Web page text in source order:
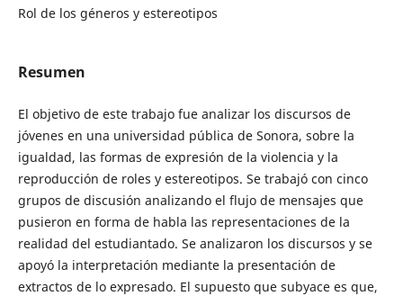
Rol de los géneros y estereotipos
Resumen
El objetivo de este trabajo fue analizar los discursos de
jóvenes en una universidad pública de Sonora, sobre la
igualdad, las formas de expresión de la violencia y la
reproducción de roles y estereotipos. Se trabajó con cinco
grupos de discusión analizando el flujo de mensajes que
pusieron en forma de habla las representaciones de la
realidad del estudiantado. Se analizaron los discursos y se
apoyó la interpretación mediante la presentación de
extractos de lo expresado. El supuesto que subyace es que,